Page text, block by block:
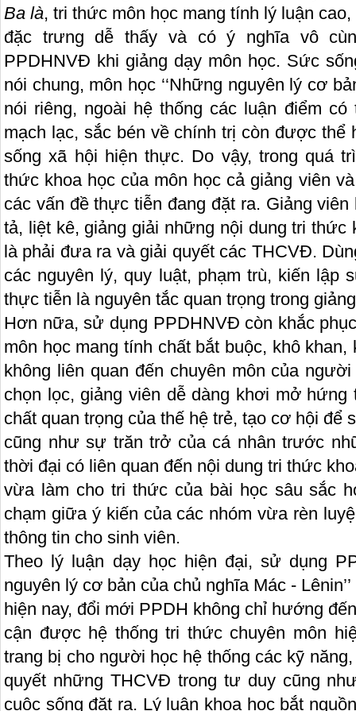
Ba là, tri thức môn học mang tính lý luận
đặc trưng dễ thấy và có ý nghĩa vô
PPDHNVĐ khi giảng dạy môn học. Sức
nói chung, môn học ‘‘Những nguyên lý cơ
nói riêng, ngoài hệ thống các luận điểm
mạch lạc, sắc bén về chính trị còn được
sống xã hội hiện thực. Do vậy, trong quá
thức khoa học của môn học cả giảng viên
các vấn đề thực tiễn đang đặt ra. Giảng
tả, liệt kê, giảng giải những nội dung tri thức
là phải đưa ra và giải quyết các THCVĐ.
các nguyên lý, quy luật, phạm trù, kiến lập
thực tiễn là nguyên tắc quan trọng trong
Hơn nữa, sử dụng PPDHNVĐ còn khắc
môn học mang tính chất bắt buộc, khô
không liên quan đến chuyên môn của
chọn lọc, giảng viên dễ dàng khơi mở hứng
chất quan trọng của thế hệ trẻ, tạo cơ hội để
cũng như sự trăn trở của cá nhân trước
thời đại có liên quan đến nội dung tri thức
vừa làm cho tri thức của bài học sâu sắc
chạm giữa ý kiến của các nhóm vừa rèn
thông tin cho sinh viên.
Theo lý luận dạy học hiện đại, sử dụng
nguyên lý cơ bản của chủ nghĩa Mác -
hiện nay, đổi mới PPDH không chỉ hướng
cận được hệ thống tri thức chuyên môn
trang bị cho người học hệ thống các kỹ
quyết những THCVĐ trong tư duy cũng
cuộc sống đặt ra. Lý luận khoa học bắt